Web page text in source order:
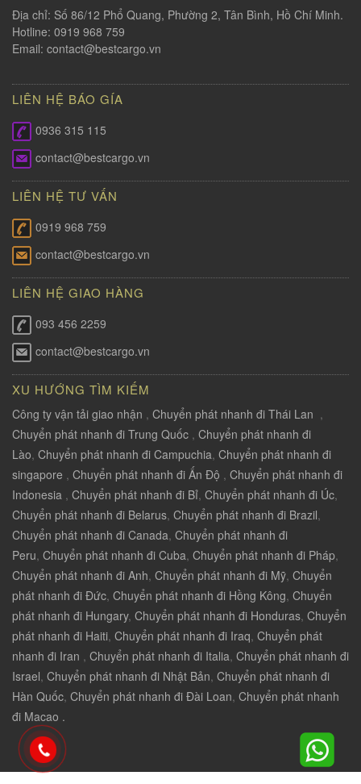
Địa chỉ: Số 86/12 Phổ Quang, Phường 2, Tân Bình, Hồ Chí Minh.
Hotline: 0919 968 759
Email: contact@bestcargo.vn
LIÊN HỆ BÁO GÍA
0936 315 115
contact@bestcargo.vn
LIÊN HỆ TƯ VẤN
0919 968 759
contact@bestcargo.vn
LIÊN HỆ GIAO HÀNG
093 456 2259
contact@bestcargo.vn
XU HƯỚNG TÌM KIẾM
Công ty vận tải giao nhận , Chuyển phát nhanh đi Thái Lan ,
Chuyển phát nhanh đi Trung Quốc , Chuyển phát nhanh đi
Lào, Chuyển phát nhanh đi Campuchia, Chuyển phát nhanh đi
singapore , Chuyển phát nhanh đi Ấn Độ , Chuyển phát nhanh đi
Indonesia , Chuyển phát nhanh đi Bỉ, Chuyển phát nhanh đi Úc,
Chuyển phát nhanh đi Belarus, Chuyển phát nhanh đi Brazil,
Chuyển phát nhanh đi Canada, Chuyển phát nhanh đi
Peru, Chuyển phát nhanh đi Cuba, Chuyển phát nhanh đi Pháp,
Chuyển phát nhanh đi Anh, Chuyển phát nhanh đi Mỹ, Chuyển
phát nhanh đi Đức, Chuyển phát nhanh đi Hồng Kông, Chuyển
phát nhanh đi Hungary, Chuyển phát nhanh đi Honduras, Chuyển
phát nhanh đi Haiti, Chuyển phát nhanh đi Iraq, Chuyển phát
nhanh đi Iran , Chuyển phát nhanh đi Italia, Chuyển phát nhanh đi
Israel, Chuyển phát nhanh đi Nhật Bản, Chuyển phát nhanh đi
Hàn Quốc, Chuyển phát nhanh đi Đài Loan, Chuyển phát nhanh
đi Macao .